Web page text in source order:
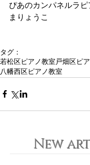
ぴあのカンパネルラ
まりょうこ
タグ：
若松区ピアノ教室 戸畑区ピ
八幡西区ピアノ教室
New